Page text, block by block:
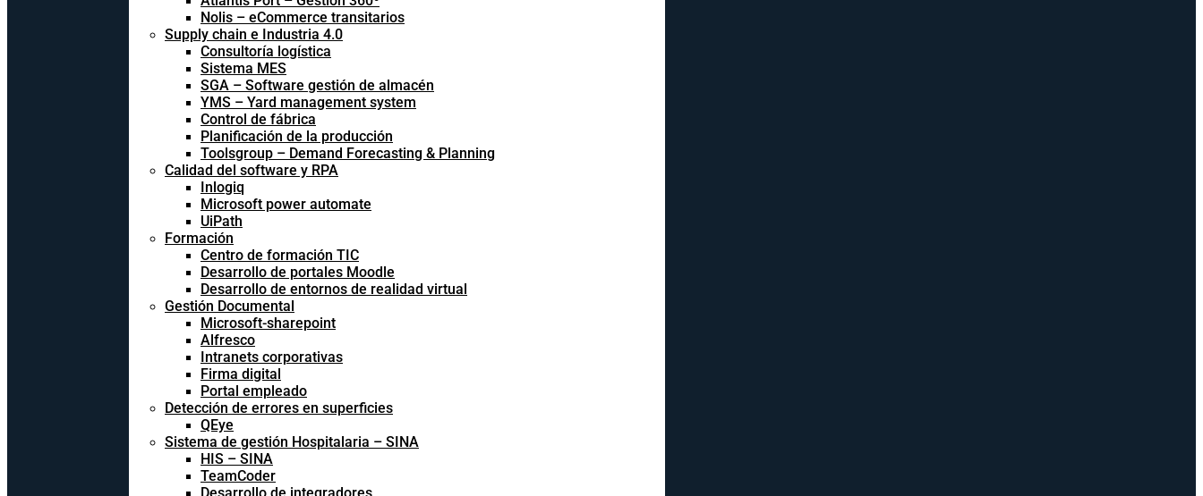
Nolis – eCommerce transitarios
Supply chain e Industria 4.0
Consultoría logística
Sistema MES
SGA – Software gestión de almacén
YMS – Yard management system
Control de fábrica
Planificación de la producción
Toolsgroup – Demand Forecasting & Planning
Calidad del software y RPA
Inlogiq
Microsoft power automate
UiPath
Formación
Centro de formación TIC
Desarrollo de portales Moodle
Desarrollo de entornos de realidad virtual
Gestión Documental
Microsoft-sharepoint
Alfresco
Intranets corporativas
Firma digital
Portal empleado
Detección de errores en superficies
QEye
Sistema de gestión Hospitalaria – SINA
HIS – SINA
TeamCoder